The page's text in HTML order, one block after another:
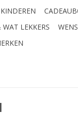
KINDEREN
LEKKERS